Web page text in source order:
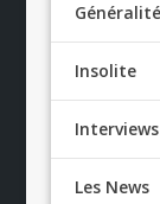
Insolite
Interviews
Les News